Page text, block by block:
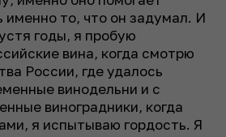
именно то, что он задумал. И
годы, я пробую
вина, когда смотрю
России, где удалось
винодельни и с
виноградники, когда
я испытываю гордость. Я